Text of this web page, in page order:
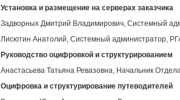
Установка и размещение на серверах заказчика
Задворных Дмитрий Владимирович, Системный
Лисютин Анатолий, Системный администратор,
Руководство оцифровкой и структурированием
Анастасьева Татьяна Ревазовна, Начальник
Оцифровка и структурирование путеводителей